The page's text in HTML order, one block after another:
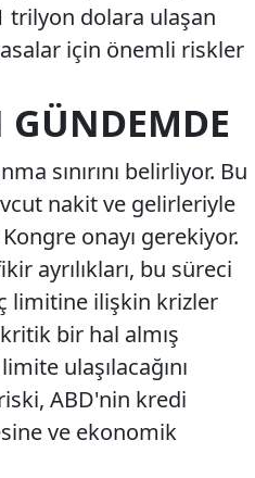
trilyon dolara ulaşan
için önemli riskler
sınırını belirliyor. Bu
nakit ve gelirleriyle
onayı gerekiyor.
ayrılıkları, bu süreci
limitine ilişkin krizler
bir hal almış
ulaşılacağını
ABD'nin kredi
ve ekonomik